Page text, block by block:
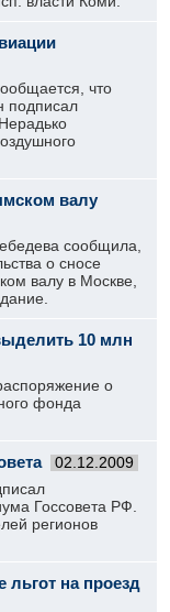
что
подписал
валу
сообщила,
о сносе
валу в Москве,
10 млн
о
фонда
02.12.2009
Госсовета РФ.
регионов
на проезд